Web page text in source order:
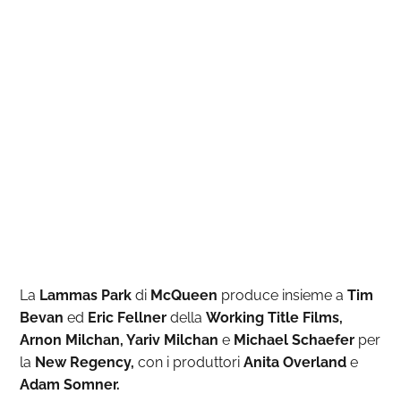
La Lammas Park di McQueen produce insieme aTim
Bevan ed Eric Fellner dellaWorking Title Films,
Arnon Milchan, Yariv Milchan e Michael Schaefer per
la New Regency, con i produttoriAnita Overland e
Adam Somner.